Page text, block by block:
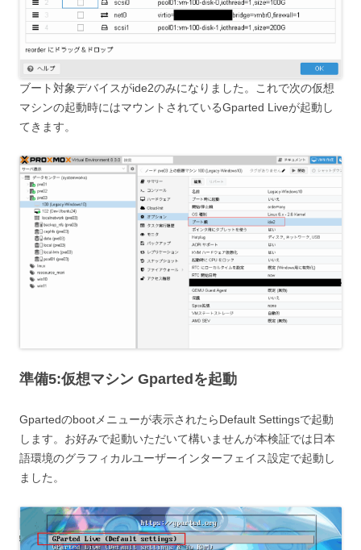
ブート対象デバイスがide2のみになりました。これで次の仮想
マシンの起動時にはマウントされているGparted Liveが起動し
てきます。
準備5:仮想マシン Gpartedを起動
Gpartedのbootメニューが表示されたらDefault Settingsで起動
します。お好みで起動いただいて構いませんが本検証では日本
語環境のグラフィカルユーザーインターフェイス設定で起動し
ました。